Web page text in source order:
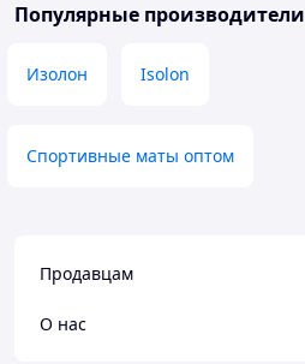
Популярные производители
Изолон Isolon
Спортивные маты оптом
Продавцам
О нас